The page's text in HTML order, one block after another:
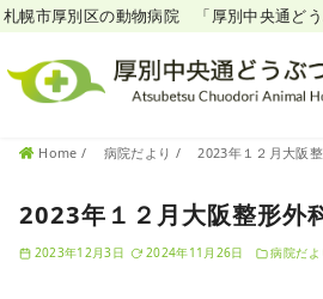
札幌市厚別区の動物病院 「厚別中央通どう
Home 病院だより 2023年１２月大阪
2023年１２月大阪整形外
2023年12月3日 2024年11月26日 病院だよ